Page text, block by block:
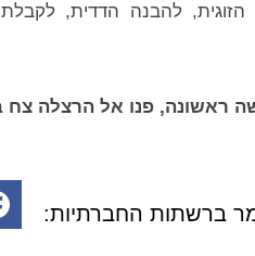
הזוגית, להבנה הדדית,
פנו אל הרצלה צח בטלפון 054-
ברשתות החברתיות: